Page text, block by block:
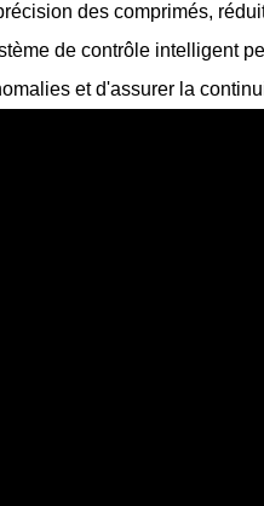
des comprimés,
de contrôle intelligent
et d'assurer la